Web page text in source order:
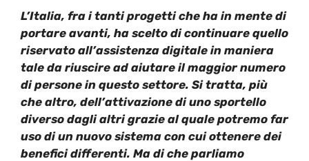
L’Italia, fra i tanti progetti che ha in mente di
portare avanti, ha scelto di continuare quello
riservato all’assistenza digitale in maniera
tale da riuscire ad aiutare il maggior numero
di persone in questo settore. Si tratta, più
che altro, dell’attivazione di uno sportello
diverso dagli altri grazie al quale potremo far
uso di un nuovo sistema con cui ottenere dei
benefici differenti. Ma di che parliamo